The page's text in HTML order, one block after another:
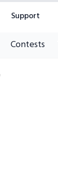
Support
Contests